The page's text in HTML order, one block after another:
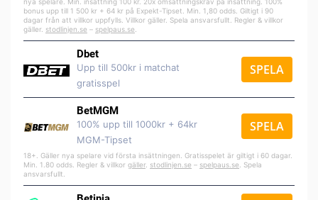
bonus upp till 1 500 kr + 64 kr på Expekt-Tipset. Min. 1,80 odds. Giltigt i 90
dagar från att villkor uppfylls. Villkor gäller. Spela ansvarsfullt. Regler & villkor
gäller. stodlinjen.se – spelpaus.se
Dbet
Upp till 500kr i matchat
gratisspel
SPELA
BetMGM
100% upp till 1000kr + 64kr
MGM-Tipset
SPELA
18+. Gäller nya spelare vid första insättningen. Gratisspelet är giltigt i 60 dagar.
Min. 1.80 odds. Regler & villkor gäller stodlinjen.se – spelpaus.se . Spela
ansvarsfullt.